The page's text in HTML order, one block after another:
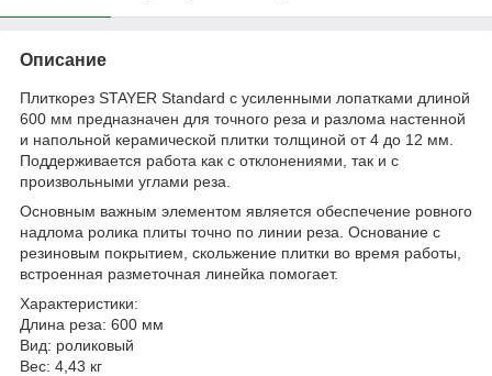
Описание
Плиткорез STAYER Standard с усиленными лопатками длиной
600 мм предназначен для точного реза и разлома настенной
и напольной керамической плитки толщиной от 4 до 12 мм.
Поддерживается работа как с отклонениями, так и с
произвольными углами реза.
Основным важным элементом является обеспечение ровного
надлома ролика плиты точно по линии реза. Основание с
резиновым покрытием, скольжение плитки во время работы,
встроенная разметочная линейка помогает.
Характеристики:
Длина реза: 600 мм
Вид: роликовый
Вес: 4,43 кг